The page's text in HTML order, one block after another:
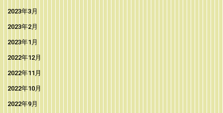
2023年3月
2023年2月
2023年1月
2022年12月
2022年11月
2022年10月
2022年9月